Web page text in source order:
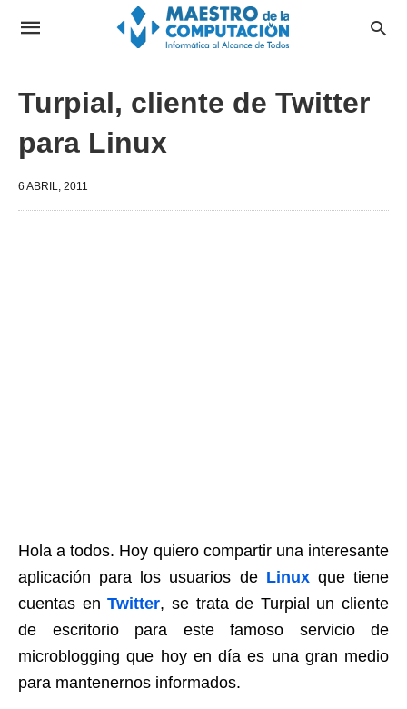
Turpial, cliente de Twitter
para Linux
6 ABRIL, 2011
Hola a todos. Hoy quiero compartir una interesante
aplicación para los usuarios de Linuxque tiene
cuentas enTwitter, se trata de Turpial un cliente
de escritorio para este famoso servicio de
microblogging que hoy en día es una gran medio
para mantenernos informados.